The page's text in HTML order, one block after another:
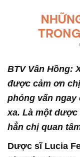
BTV Vân Hồng:
được cảm ơn
phỏng vấn ngay
xa. Là một dược
hẳn chị quan
Dược sĩ Lucia